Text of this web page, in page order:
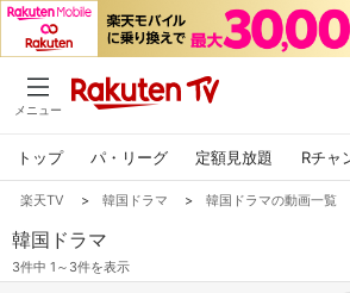
メニュー
トップ パ・リーグ 定額見放題 Rチャ
楽天TV > 韓国ドラマ > 韓国ドラマの動画一覧
韓国ドラマ
3件中 1～3件を表示